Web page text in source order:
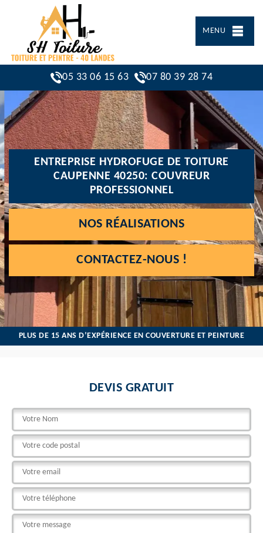
MENU
05 33 06 15 63 07 80 39 28 74
ENTREPRISE HYDROFUGE DE TOITURE
CAUPENNE 40250: COUVREUR
PROFESSIONNEL
NOS RÉALISATIONS
CONTACTEZ-NOUS !
PLUS DE 15 ANS D’EXPÉRIENCE EN COUVERTURE ET PEINTURE
DEVIS GRATUIT